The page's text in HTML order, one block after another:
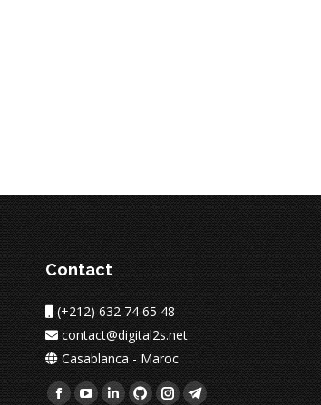
Contact
(+212) 632 74 65 48
contact@digital2s.net
Casablanca - Maroc
Trouvez nous sur :